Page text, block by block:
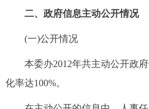
ESPAÑOL العربية
ITALIANO
二、政府信息主动公开情况
(一)公开情况
本委办2012年共主动公开政府
化率达100%。